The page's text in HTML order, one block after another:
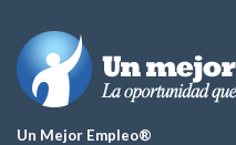
Un Mejor Empleo®